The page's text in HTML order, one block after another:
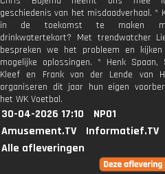
geschiedenis van het misdaadverhaal. *
in de toekomst te maken
drinkwatertekort? Met trendwatcher
bespreken we het probleem en
mogelijke oplossingen. * Henk Spaan,
Kleef en Frank van der Lende van
organiseren dit jaar hun eigen
het WK Voetbal.
30-04-2026 17:10
NPO1
Amusement.TV
Informatief.TV
Alle afleveringen